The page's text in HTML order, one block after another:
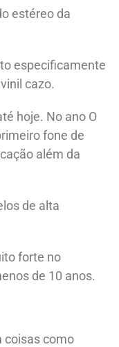
estéreo da
especificamente
cazo.
hoje. No ano O
fone de
além da
de alta
forte no
de 10 anos.
coisas como